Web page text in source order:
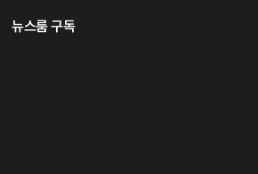
뉴스룸 구독